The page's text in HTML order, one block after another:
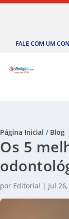
FALE COM UM
Página Inicial / Blog
Os 5
por Editorial | jul 26,